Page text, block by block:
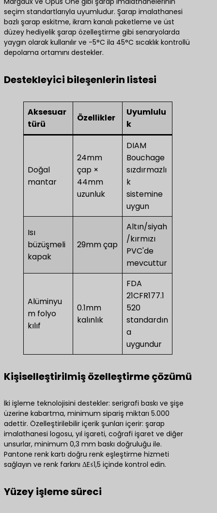
seçim standartlarıyla uyumludur. Şarap imalathanesi
bazlı şarap eskitme, ikram kanalı paketleme ve üst
düzey hediyelik şarap özelleştirme gibi senaryolarda
yaygın olarak kullanılır ve -5°C ila 45°C sıcaklık kontrollü
depolama ortamını destekler.
Destekleyici bileşenlerin listesi
Aksesuar
türü
Özellikler
Uyumlulu
k
Doğal
mantar
24mm
çap ×
44mm
uzunluk
DIAM
Bouchage
sızdırmazlı
k
sistemine
uygun
Isı
büzüşmeli
kapak
29mm çap
Altın/siyah
/kırmızı
PVC'de
mevcuttur
Alüminyu
m folyo
kılıf
0.1mm
kalınlık
FDA
21CFR177.1
520
standardın
a
uygundur
Kişiselleştirilmiş özelleştirme çözümü
İki işleme teknolojisini destekler: serigrafi baskı ve şişe
üzerine kabartma, minimum sipariş miktarı 5.000
adettir. Özelleştirilebilir içerik şunları içerir: şarap
imalathanesi logosu, yıl işareti, coğrafi işaret ve diğer
unsurlar, minimum 0,3 mm baskı doğruluğu ile.
Pantone renk kartı doğru renk eşleştirme hizmeti
sağlayın ve renk farkını ΔE≤1,5 içinde kontrol edin.
Yüzey işleme süreci